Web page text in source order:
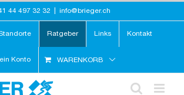
44 497 32 32 info@brieger.ch
Ratgeber Links Kontakt
Konto WARENKORB